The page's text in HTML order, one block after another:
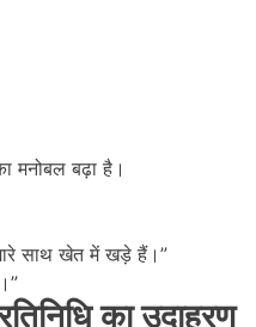
मनोबल बढ़ा है।
साथ खेत में खड़े हैं।”
का उदाहरण